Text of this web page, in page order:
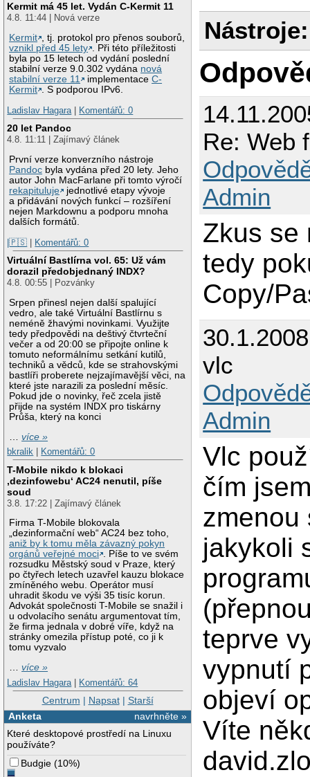
Kermit má 45 let. Vydán C-Kermit 11
4.8. 11:44 | Nová verze
Kermit , tj. protokol pro přenos souborů,
vznikl před 45 lety . Při této příležitosti
byla po 15 letech od vydání poslední
stabilní verze 9.0.302 vydána nová
stabilní verze 11
implementaceC-
Kermit . S podporou IPv6.
Ladislav Hagara | Komentářů: 0
20 let Pandoc
4.8. 11:11 | Zajímavý článek
První verze konverzního nástroje
Pandoc byla vydána před 20 lety. Jeho
autor John MacFarlane při tomto výročí
rekapituluje
jednotlivé etapy vývoje
a přidávání nových funkcí – rozšíření
nejen Markdownu a podporu mnoha
dalších formátů.
|🇵🇸 | Komentářů: 0
Virtuální Bastlírna vol. 65: Už vám
dorazil předobjednaný INDX?
4.8. 00:55 | Pozvánky
Srpen přinesl nejen další spalující
vedro, ale také Virtuální Bastlírnu s
neméně žhavými novinkami. Využijte
tedy předpovědi na deštivý čtvrteční
večer a od 20:00 se připojte online k
tomuto neformálnímu setkání kutilů,
techniků a vědců, kde se strahovskými
bastlíři proberete nejzajímavější věci, na
které jste narazili za poslední měsíc.
Pokud jde o novinky, řeč zcela jistě
přijde na systém INDX pro tiskárny
Průša, který na konci
…více »
bkralik
Komentářů: 0
T-Mobile nikdo k blokaci
‚dezinfowebu‘ AC24 nenutil, píše
soud
3.8. 17:22 | Zajímavý článek
Firma T-Mobile blokovala
„dezinformační web“ AC24 bez toho,
aniž by k tomu měla závazný pokyn
orgánů veřejné moci . Píše to ve svém
rozsudku Městský soud v Praze, který
po čtyřech letech uzavřel kauzu blokace
zmíněného webu. Operátor musí
uhradit škodu ve výši 35 tisíc korun.
Advokát společnosti T-Mobile se snažil i
u odvolacího senátu argumentovat tím,
že firma jednala v dobré víře, když na
stránky omezila přístup poté, co ji k
tomu vyzvalo
…více »
Ladislav Hagara | Komentářů: 64
Centrum | Napsat| Starší
navrhněte »
Anketa
Které desktopové prostředí na Linuxu
používáte?
Budgie (10%)
Nástroje:
Re: Web
Admin
Zkus se
tedy
Copy/
vlc
Admin
Vlc
čím
zmenou
jakykoli
teprve
vypnutí
objeví
Víte